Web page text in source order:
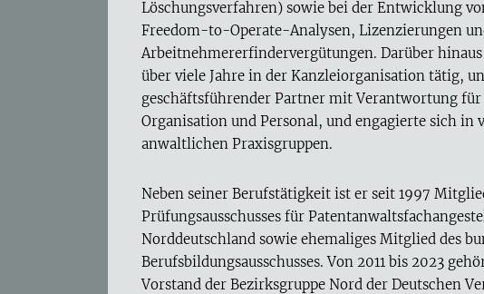
Löschungsverfahren) sowie bei der Entwicklung
Freedom-to-Operate-Analysen, Lizenzierungen
Arbeitnehmererfindervergütungen. Darüber
über viele Jahre in der Kanzleiorganisation tätig,
geschäftsführender Partner mit Verantwortung für
Organisation und Personal, und engagierte sich in
anwaltlichen Praxisgruppen.
Neben seiner Berufstätigkeit ist er seit 1997
Prüfungsausschusses für
Norddeutschland sowie ehemaliges Mitglied des
Berufsbildungsausschusses. Von 2011 bis 2023
Vorstand der Bezirksgruppe Nord der Deutschen